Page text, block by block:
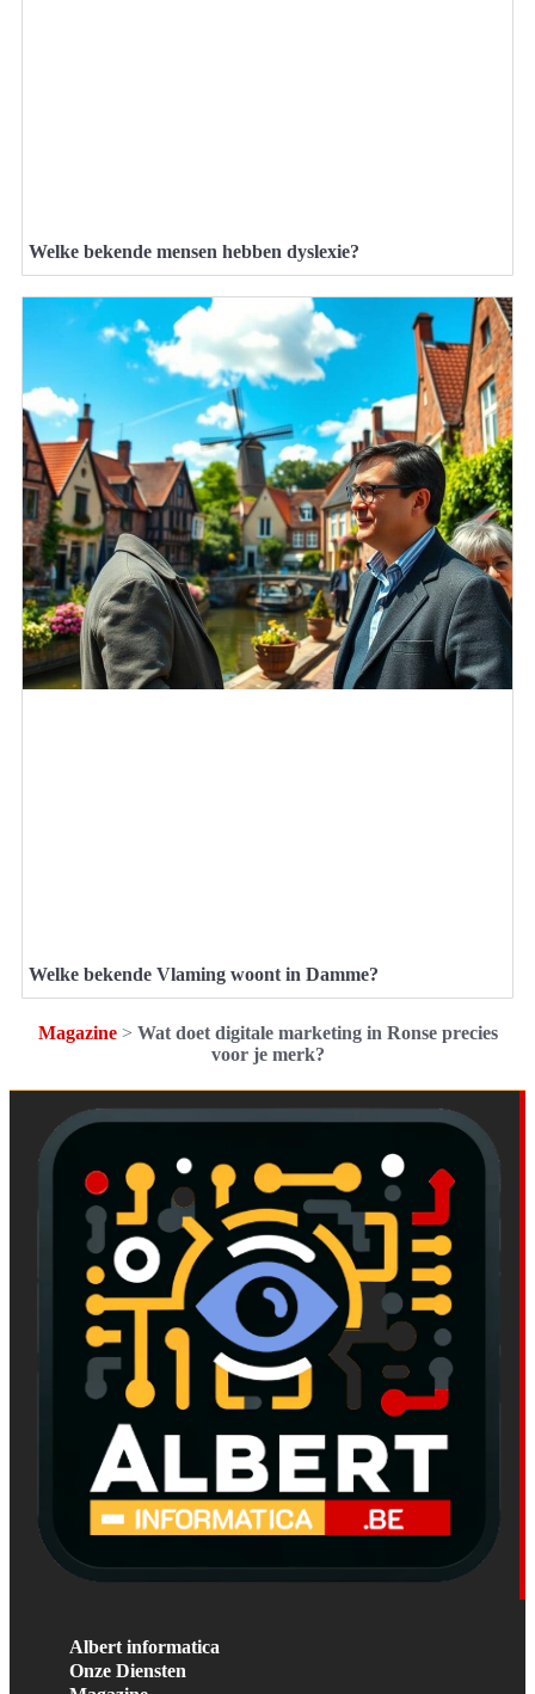
Welke bekende mensen hebben dyslexie?
Welke bekende Vlaming woont in Damme?
Magazine> Wat doet digitale marketing in Ronse precies
voor je merk?
Albert informatica
Onze Diensten